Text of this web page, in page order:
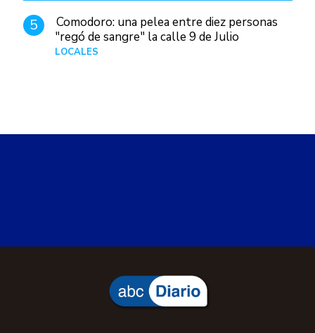
5
Comodoro: una pelea entre diez personas
"regó de sangre" la calle 9 de Julio
LOCALES